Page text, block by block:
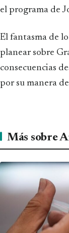
el programa de
El fantasma de
planear sobre
consecuencias
por su manera
Más sobre